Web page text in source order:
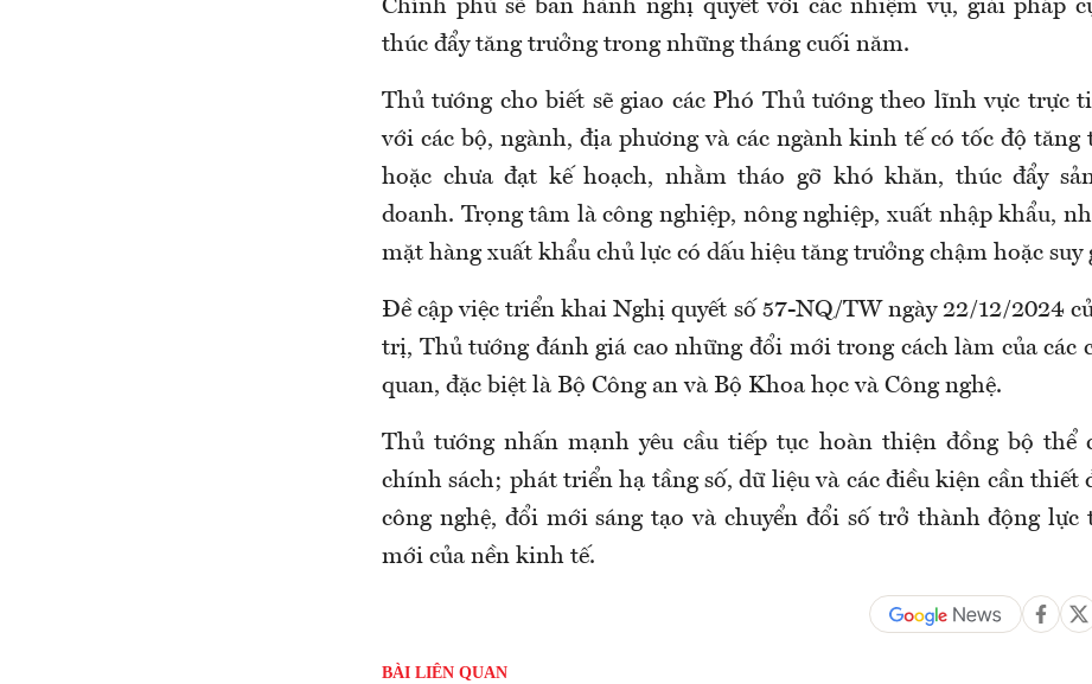
Chính phủ sẽ ban hành nghị quyết với các nhiệm vụ, giải pháp
thúc đẩy tăng trưởng trong những tháng cuối năm.
Thủ tướng cho biết sẽ giao các Phó Thủ tướng theo lĩnh vực trực
với các bộ, ngành, địa phương và các ngành kinh tế có tốc độ tăng
hoặc chưa đạt kế hoạch, nhằm tháo gỡ khó khăn, thúc đẩy
doanh. Trọng tâm là công nghiệp, nông nghiệp, xuất nhập khẩu,
mặt hàng xuất khẩu chủ lực có dấu hiệu tăng trưởng chậm hoặc suy
Đề cập việc triển khai Nghị quyết số 57-NQ/TW ngày 22/12/2024
trị, Thủ tướng đánh giá cao những đổi mới trong cách làm của các
quan, đặc biệt là Bộ Công an và Bộ Khoa học và Công nghệ.
Thủ tướng nhấn mạnh yêu cầu tiếp tục hoàn thiện đồng bộ thể
chính sách; phát triển hạ tầng số, dữ liệu và các điều kiện cần thiết
công nghệ, đổi mới sáng tạo và chuyển đổi số trở thành động lực
mới của nền kinh tế.
BÀI LIÊN QUAN